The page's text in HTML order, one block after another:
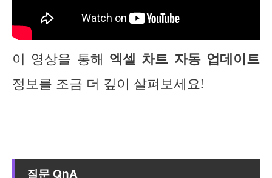
이 영상을 통해 엑셀 차트 자동 업데이트
정보를 조금 더 깊이 살펴보세요!
질문 QnA